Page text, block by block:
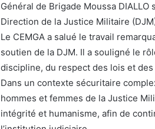
Général de Brigade Moussa
Direction de la Justice Militaire
Le CEMGA a salué le travail
soutien de la DJM. Il a souligné le
discipline, du respect des lois et
Dans un contexte sécuritaire
hommes et femmes de la Justice
intégrité et humanisme, afin de